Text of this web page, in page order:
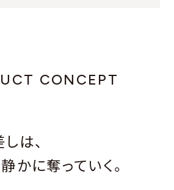
CONCEPT
は、
かに奪っていく。